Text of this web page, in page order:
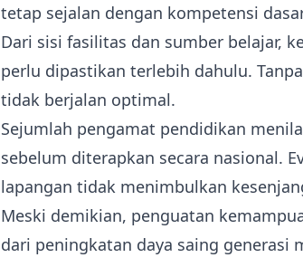
tetap sejalan dengan kompetensi
Dari sisi fasilitas dan sumber belajar,
perlu dipastikan terlebih dahulu.
tidak berjalan optimal.
Sejumlah pengamat pendidikan
sebelum diterapkan secara nasional.
lapangan tidak menimbulkan
Meski demikian, penguatan
dari peningkatan daya saing